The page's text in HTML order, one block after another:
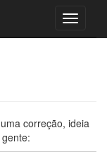
Menu
correção, ideia